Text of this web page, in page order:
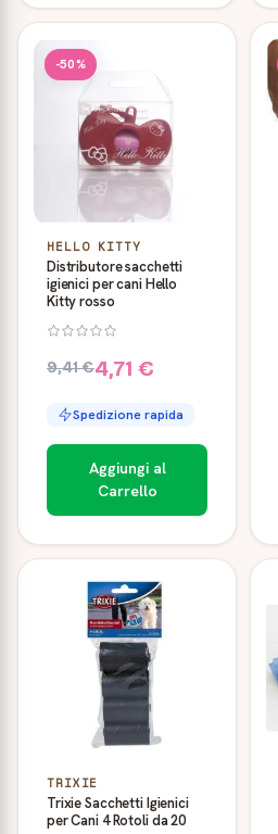
-50%
HELLO KITTY
Distributore sacchetti
igienici per cani Hello
Kitty rosso
9,41 €4,71 €
Spedizione rapida
Aggiungi al
Carrello
TRIXIE
Trixie Sacchetti Igienici
per Cani 4 Rotoli da 20